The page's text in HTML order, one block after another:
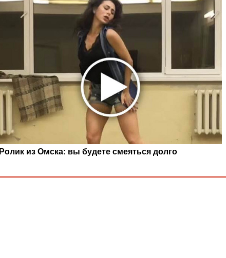
Ролик из Омска: вы будете смеяться долго